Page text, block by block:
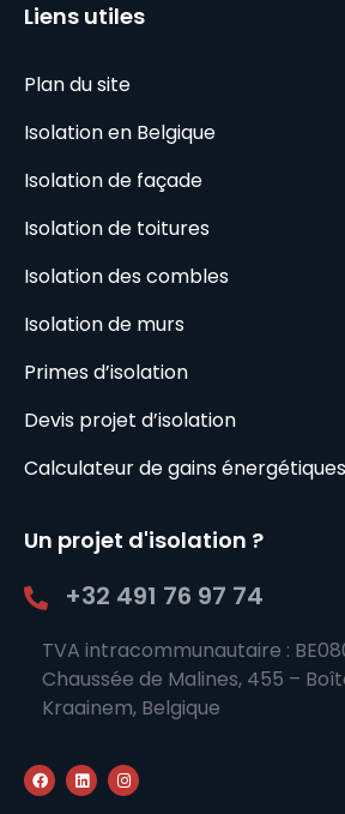
Liens utiles
Plan du site
Isolation en Belgique
Isolation de façade
Isolation de toitures
Isolation des combles
Isolation de murs
Primes d’isolation
Devis projet d’isolation
Calculateur de gains
Un projet d'isolation ?
+32 491 76 97 74
TVA intracommunautaire :
Chaussée de Malines, 455 –
Kraainem, Belgique